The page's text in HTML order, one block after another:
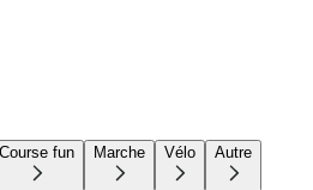
Course fun Marche Vélo Autre